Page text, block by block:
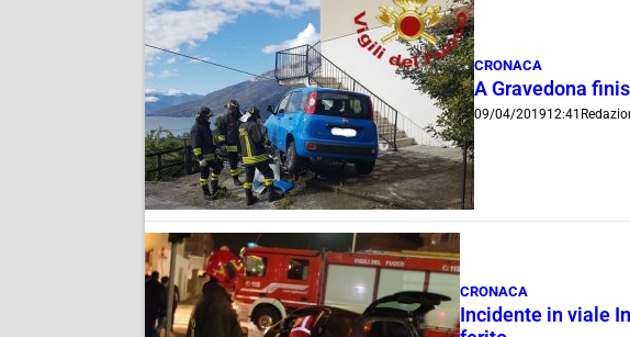
CRONACA
A Gravedona
09/04/201912:41
CRONACA
Incidente in viale